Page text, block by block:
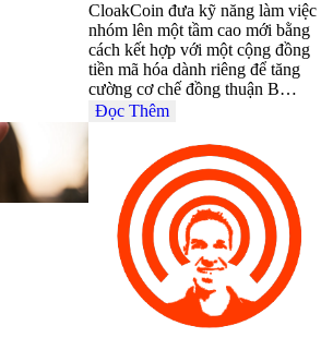
CloakCoin đưa kỹ năng làm việc
nhóm lên một tầm cao mới bằng
cách kết hợp với một cộng đồng
tiền mã hóa dành riêng để tăng
cường cơ chế đồng thuận B…
Đọc Thêm